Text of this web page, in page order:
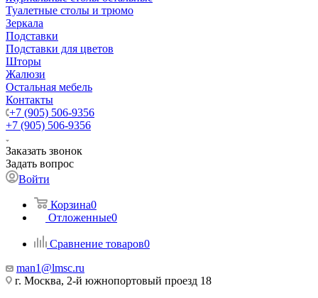
Туалетные столы и трюмо
Зеркала
Подставки
Подставки для цветов
Шторы
Жалюзи
Остальная мебель
Контакты
+7 (905) 506-9356
+7 (905) 506-9356
Заказать звонок
Задать вопрос
Войти
Корзина0
Отложенные0
Сравнение товаров0
man1@lmsc.ru
г. Москва, 2-й южнопортовый проезд 18